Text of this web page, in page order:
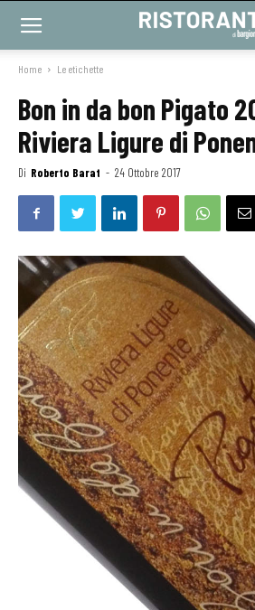
Home Le etichette
Bon in da bon Pigato
Riviera Ligure di
Di Roberto Barat - 24 Ottobre 2017